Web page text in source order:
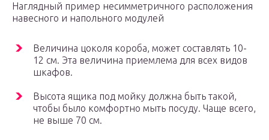
Наглядный пример несимметричного расположения
навесного и напольного модулей
Величина цоколя короба, может составлять 10-
12 см. Эта величина приемлема для всех видов
шкафов.
Высота ящика под мойку должна быть такой,
чтобы было комфортно мыть посуду. Чаще всего,
не выше 70 см.